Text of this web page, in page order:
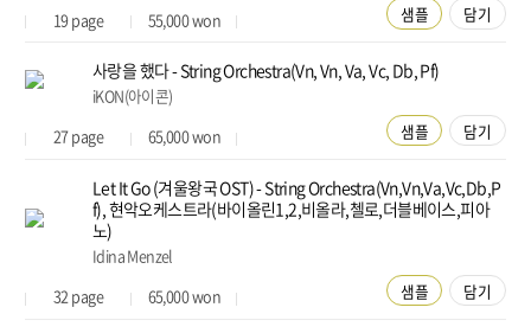
19page 55,000won 샘플 담기
사랑을 했다 - String Orchestra(Vn, Vn, Va, Vc, Db, Pf)
iKON(아이콘)
27page 65,000won 샘플 담기
Let It Go (겨울왕국 OST) - String Orchestra(Vn,Vn,Va,Vc,Db,P
f), 현악오케스트라(바이올린1,2,비올라,첼로,더블베이스,피아
노)
Idina Menzel
32 page 65,000won 샘플 담기